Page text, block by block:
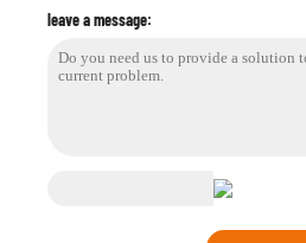
leave a message: